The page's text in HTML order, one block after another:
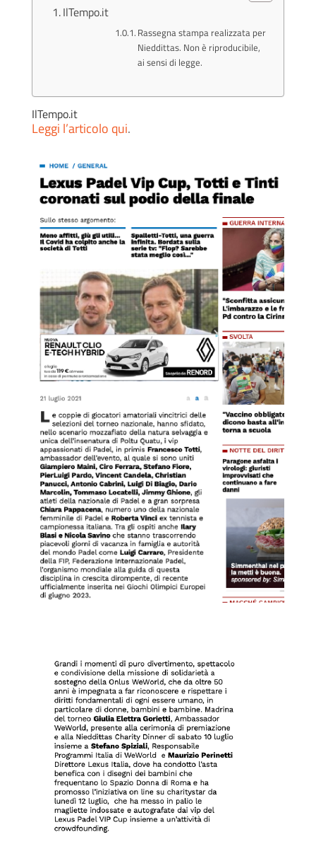
IlTempo.it
Rassegna stampa realizzata per
Nieddittas. Non è riproducibile,
ai sensi di legge.
IlTempo.it
Leggi l’articolo qui.